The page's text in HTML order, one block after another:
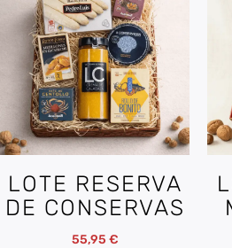
LOTE RESERVA
DE CONSERVAS
55,95 €